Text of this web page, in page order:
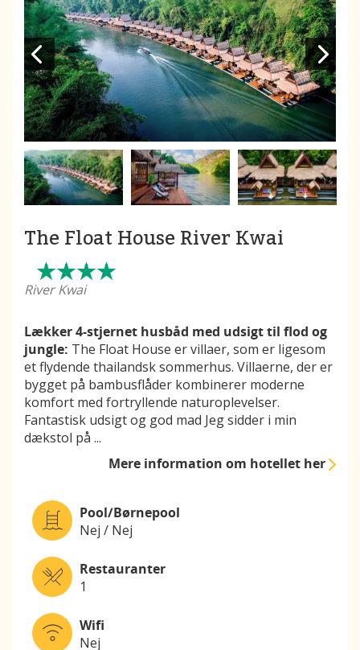
The Float House River Kwai
River Kwai
Lækker 4-stjernet husbåd med udsigt til flod og
jungle: The Float House er villaer, som er ligesom
et flydende thailandsk sommerhus. Villaerne, der er
bygget på bambusflåder kombinerer moderne
komfort med fortryllende naturoplevelser.
Fantastisk udsigt og god mad Jeg sidder i min
dækstol på ...
Mere informationom hotellet her
Pool/Børnepool
Nej / Nej
Restauranter
1
Wifi
Nej